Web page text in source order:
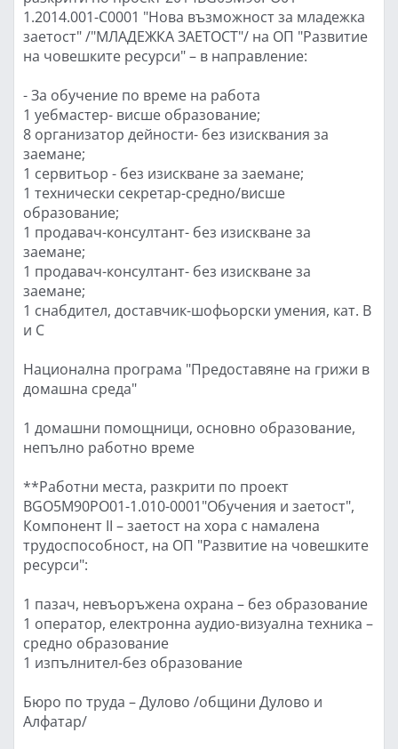
1.2014.001-C0001 "Нова възможност за младежка
заетост" /"МЛАДЕЖКА ЗАЕТОСТ"/ на ОП "Развитие
на човешките ресурси" – в направление:
- За обучение по време на работа
1 уебмастер- висше образование;
8 организатор дейности- без изисквания за
заемане;
1 сервитьор - без изискване за заемане;
1 технически секретар-средно/висше
образование;
1 продавач-консултант- без изискване за
заемане;
1 продавач-консултант- без изискване за
заемане;
1 снабдител, доставчик-шофьорски умения, кат. B
и C
Национална програма "Предоставяне на грижи в
домашна среда"
1 домашни помощници, основно образование,
непълно работно време
**Работни места, разкрити по проект
BGО5М90PО01-1.010-0001"Обучения и заетост",
Компонент II – заетост на хора с намалена
трудоспособност, на ОП "Развитие на човешките
ресурси":
1 пазач, невъоръжена охрана – без образование
1 оператор, електронна аудио-визуална техника –
средно образование
1 изпълнител-без образование
Бюро по труда – Дулово /общини Дулово и
Алфатар/